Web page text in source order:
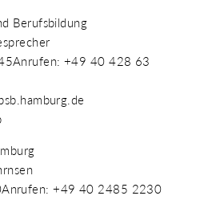
Berufsbildung
+49 40 428 63
+49 40 2485 2230